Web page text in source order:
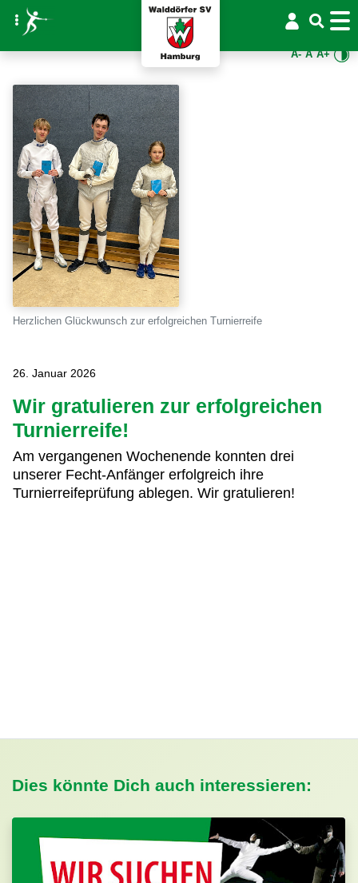
A- A A+
Herzlichen Glückwunsch zur erfolgreichen Turnierreife
26. Januar 2026
Wir gratulieren zur erfolgreichen
Turnierreife!
Am vergangenen Wochenende konnten drei
unserer Fecht-Anfänger erfolgreich ihre
Turnierreifeprüfung ablegen. Wir gratulieren!
Dies könnte Dich auch interessieren: